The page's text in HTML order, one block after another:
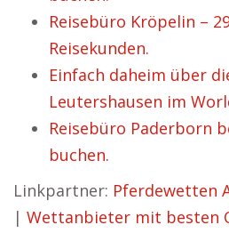
Reisebüro Kröpelin –
Reisekunden.
Einfach daheim über
Leutershausen im
Reisebüro Paderborn
buchen.
Linkpartner: Pferdewetten
| Wettanbieter mit besten